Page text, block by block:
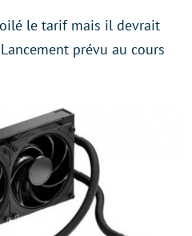
le tarif mais il devrait
prévu au cours